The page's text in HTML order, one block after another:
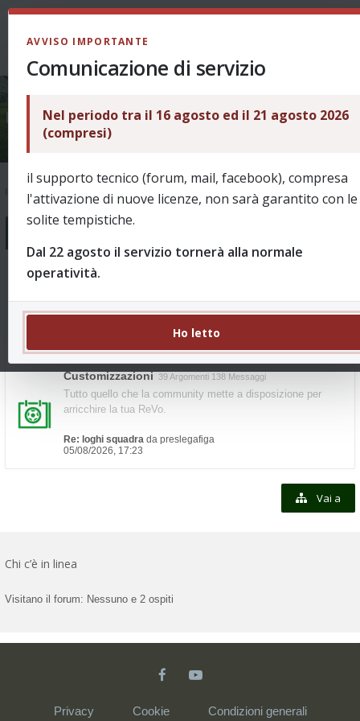
Unofficial stuff
Indice
SubSkin 6.xx
Customizzazioni 39 Argomenti 138 Messaggi
Tutto quello che la community mette a disposizione per
arricchire la tua ReVo.
Re: loghi squadra da preslegafiga
05/08/2026, 17:23
Vai a
Chi c’è in linea
Visitano il forum: Nessuno e 2 ospiti
Privacy Cookie Condizioni generali
AVVISO IMPORTANTE
Comunicazione di servizio
Nel periodo tra il 16 agosto ed il 21 agosto 2026
(compresi)
il supporto tecnico (forum, mail, facebook), compresa
l'attivazione di nuove licenze, non sarà garantito con le
solite tempistiche.
Dal 22 agosto il servizio tornerà alla normale
operatività.
Ho letto